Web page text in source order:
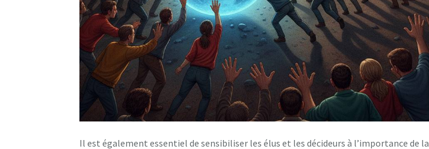
Il est également essentiel de sensibiliser les élus et les décideurs à l’importance de la